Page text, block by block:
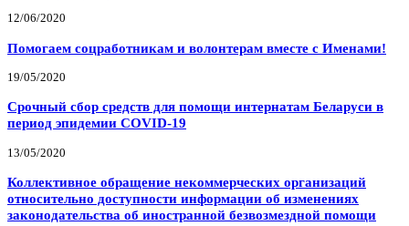
12/06/2020
Помогаем соцработникам и волонтерам вместе с Именами!
19/05/2020
Срочный сбор средств для помощи интернатам Беларуси в
период эпидемии COVID-19
13/05/2020
Коллективное обращение некоммерческих организаций
относительно доступности информации об изменениях
законодательства об иностранной безвозмездной помощи